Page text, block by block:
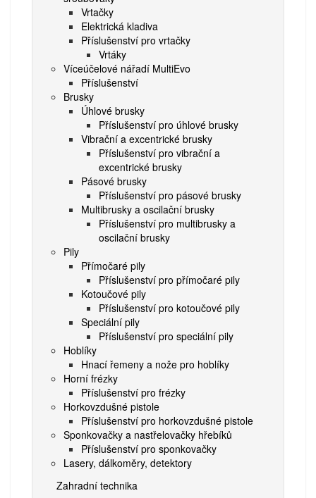
Vrtačky
Elektrická kladiva
Příslušenství pro vrtačky
Vrtáky
Víceúčelové nářadí MultiEvo
Příslušenství
Brusky
Úhlové brusky
Příslušenství pro úhlové brusky
Vibrační a excentrické brusky
Příslušenství pro vibrační a
excentrické brusky
Pásové brusky
Příslušenství pro pásové brusky
Multibrusky a oscilační brusky
Příslušenství pro multibrusky a
oscilační brusky
Pily
Přímočaré pily
Příslušenství pro přímočaré pily
Kotoučové pily
Příslušenství pro kotoučové pily
Speciální pily
Příslušenství pro speciální pily
Hoblíky
Hnací řemeny a nože pro hoblíky
Horní frézky
Příslušenství pro frézky
Horkovzdušné pistole
Příslušenství pro horkovzdušné pistole
Sponkovačky a nastřelovačky hřebíků
Příslušenství pro sponkovačky
Lasery, dálkoměry, detektory
Zahradní technika